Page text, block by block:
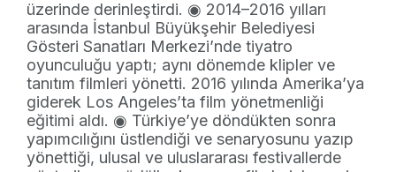
üzerinde derinleştirdi. ◉ 2014–2016 yılları
arasında İstanbul Büyükşehir Belediyesi
Gösteri Sanatları Merkezi’nde tiyatro
oyunculuğu yaptı; aynı dönemde klipler ve
tanıtım filmleri yönetti. 2016 yılında Amerika’ya
giderek Los Angeles’ta film yönetmenliği
eğitimi aldı. ◉ Türkiye’ye döndükten sonra
yapımcılığını üstlendiği ve senaryosunu yazıp
yönettiği, ulusal ve uluslararası festivallerde